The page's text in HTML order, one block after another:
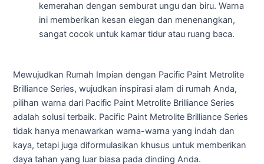
kemerahan dengan semburat ungu dan biru. Warna
ini memberikan kesan elegan dan menenangkan,
sangat cocok untuk kamar tidur atau ruang baca.
Mewujudkan Rumah Impian dengan Pacific Paint Metrolite
Brilliance Series,wujudkan inspirasi alam di rumah Anda,
pilihan warna dari Pacific Paint Metrolite Brilliance Series
adalah solusi terbaik. Pacific Paint Metrolite Brilliance Series
tidak hanya menawarkan warna-warna yang indah dan
kaya, tetapi juga diformulasikan khusus untuk memberikan
daya tahan yang luar biasa pada dinding Anda.